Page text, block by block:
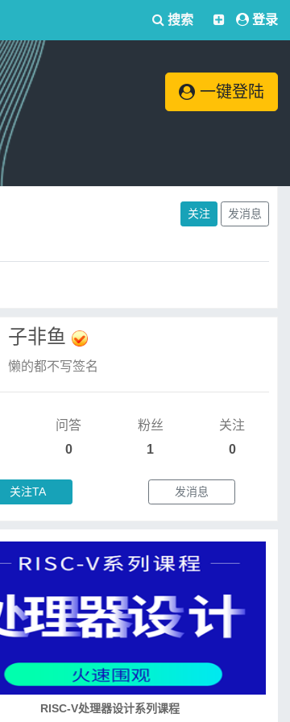
搜索 登录
一键登陆
关注 发消息
子非鱼
懒的都不写签名
问答
0
粉丝
1
关注
0
关注TA 发消息
培养RISC-V大学土壤 共建RISC-V教育生态